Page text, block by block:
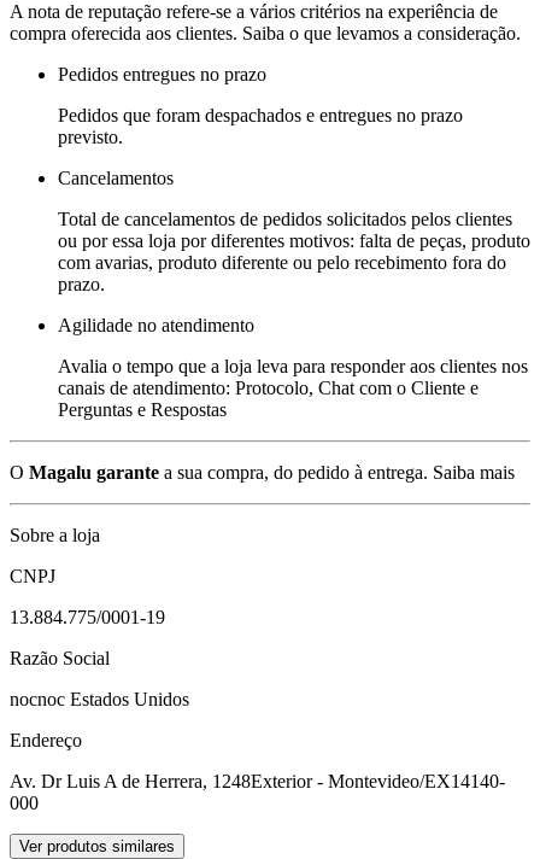
A nota de reputação refere-se a vários critérios na experiência de
compra oferecida aos clientes. Saiba o que levamos a consideração.
Pedidos entregues no prazo
Pedidos que foram despachados e entregues no prazo
previsto.
Cancelamentos
Total de cancelamentos de pedidos solicitados pelos clientes
ou por essa loja por diferentes motivos: falta de peças, produto
com avarias, produto diferente ou pelo recebimento fora do
prazo.
Agilidade no atendimento
Avalia o tempo que a loja leva para responder aos clientes nos
canais de atendimento: Protocolo, Chat com o Cliente e
Perguntas e Respostas
O Magalu garante a sua compra, do pedido à entrega. Saiba mais
Sobre a loja
CNPJ
13.884.775/0001-19
Razão Social
nocnoc Estados Unidos
Endereço
Av. Dr Luis A de Herrera, 1248Exterior - Montevideo/EX14140-
000
Ver produtos similares